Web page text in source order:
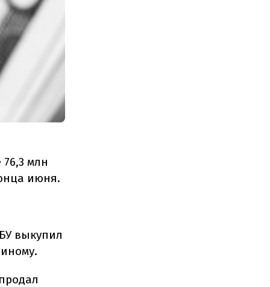
млн
июня.
выкупил